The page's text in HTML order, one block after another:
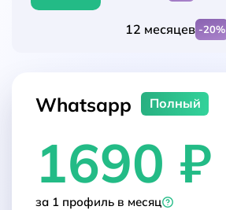
12 месяцев -20%
Whatsapp Полный
1690 ₽
за 1 профиль в месяц